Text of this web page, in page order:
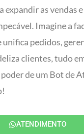
expandir as vendas
Imagine a
unifica pedidos,
clientes, tudo
poder de um Bot de
ATENDIMENTO